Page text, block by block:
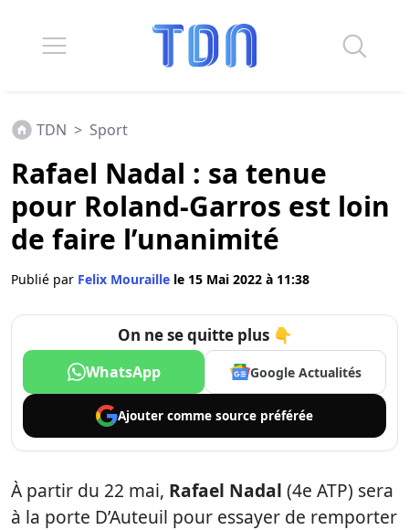
TDN > Sport
Rafael Nadal : sa tenue
pour Roland-Garros est loin
de faire l’unanimité
Publié par Felix Mouraille le 15 Mai 2022 à 11:38
On ne se quitte plus 👇
WhatsApp Google Actualités
Ajouter comme source préférée
À partir du 22 mai, Rafael Nadal (4e ATP) sera
à la porte D’Auteuil pour essayer de remporter